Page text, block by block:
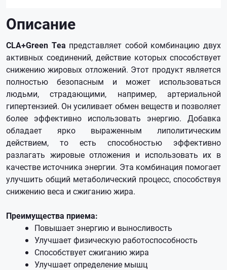
Описание
CLA+Green Tea представляет собой комбинацию двух
активных соединений, действие которых способствует
снижению жировых отложений. Этот продукт является
полностью безопасным и может использоваться
людьми, страдающими, например, артериальной
гипертензией. Он усиливает обмен веществ и позволяет
более эффективно использовать энергию. Добавка
обладает ярко выраженным липолитическим
действием, то есть способностью эффективно
разлагать жировые отложения и использовать их в
качестве источника энергии. Эта комбинация помогает
улучшить общий метаболический процесс, способствуя
снижению веса и сжиганию жира.
Преимущества приема:
Повышает энергию и выносливость
Улучшает физическую работоспособность
Способствует сжиганию жира
Улучшает определение мышц